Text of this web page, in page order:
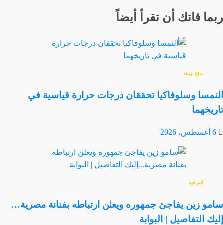
ربما فاتك أن تقرأ أيضاً
مناخ وبيئة
النمسا وسلوفاكيا تحققان درجات حرارة قياسية في
تاريخهما
6 أغسطس، 2026
الترفيه
سامو زين يفاجئ جمهوره ويعلن ارتباطه بفنانة مصرية…
إليك التفاصيل | البوابة